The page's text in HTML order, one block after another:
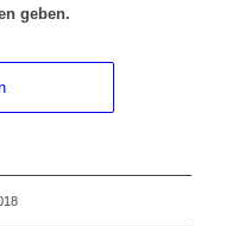
geben.